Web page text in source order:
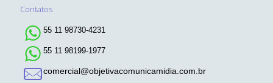
Contatos
55 11 98730-4231
55 11 98199-1977
comercial@objetivacomunicamidia.com.br